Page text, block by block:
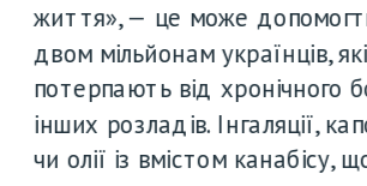
життя», — це може
двом мільйонам українців, які
потерпають від хронічного
інших розладів. Інгаляції,
чи олії із вмістом канабісу,